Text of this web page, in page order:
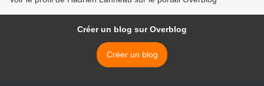
Créer un blog sur Overblog
Créer un blog